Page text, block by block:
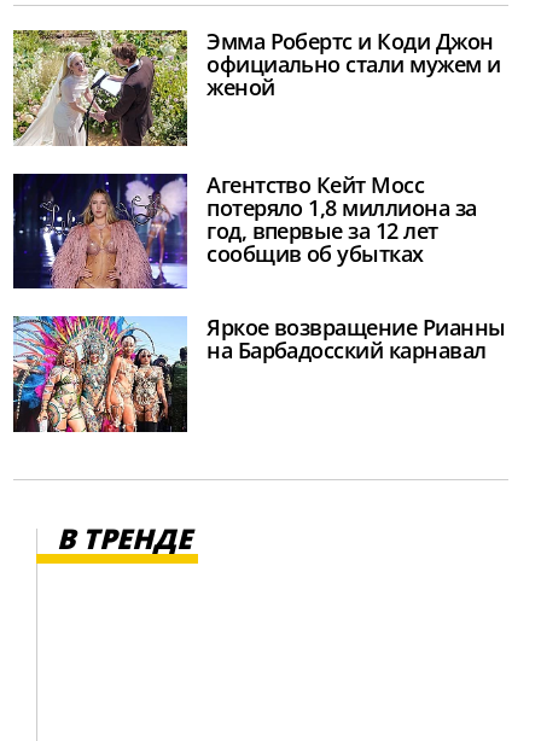
Эмма Робертс и Коди Джон
официально стали мужем и
женой
Агентство Кейт Мосс
потеряло 1,8 миллиона за
год, впервые за 12 лет
сообщив об убытках
Яркое возвращение Рианны
на Барбадосский карнавал
В ТРЕНДЕ